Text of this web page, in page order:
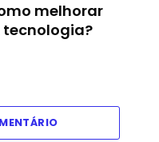
melhorar
tecnologia?